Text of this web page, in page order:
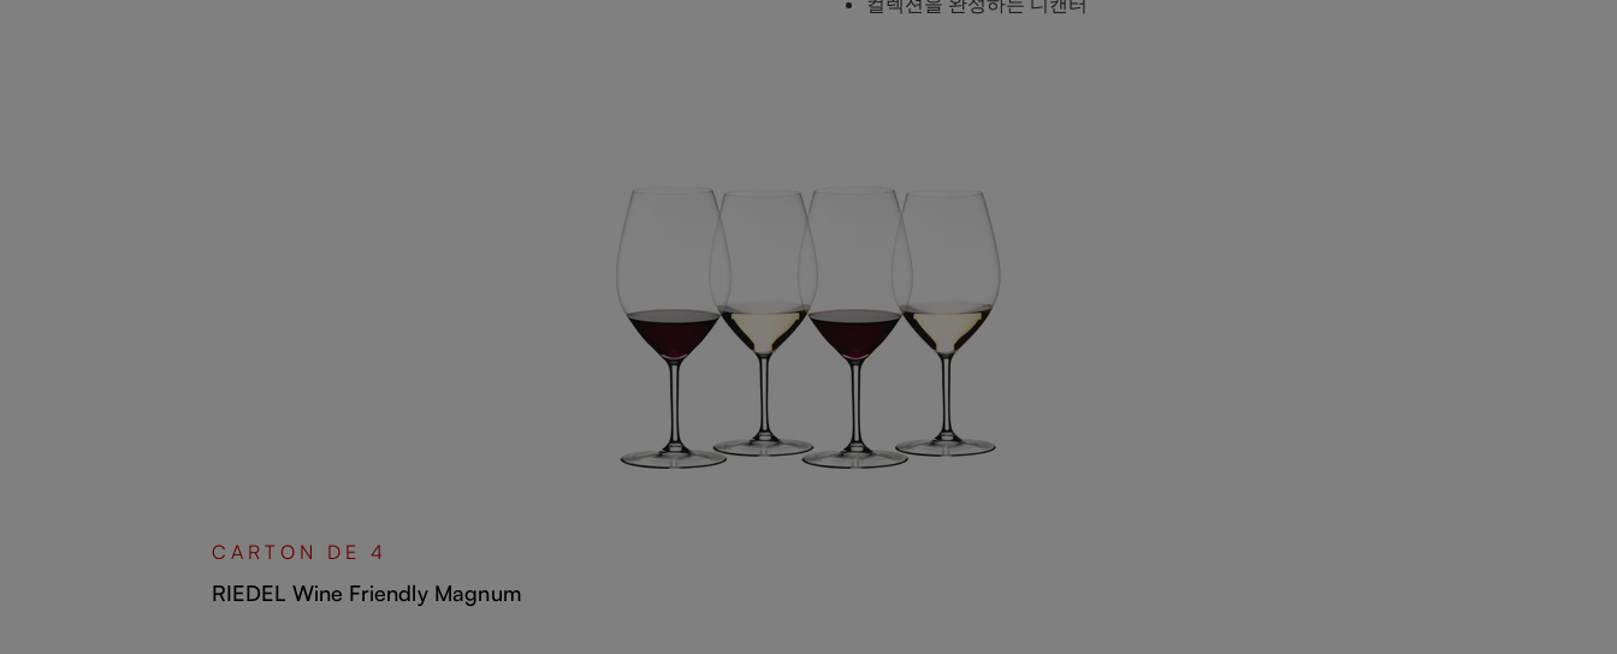
CARTON DE 4
RIEDEL Wine Friendly Magnum